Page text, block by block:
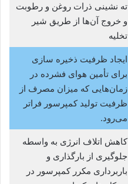
ته‌ نشینی ذرات روغن و رطوبت
و خروج آن‌ها از طریق شیر
تخلیه
ایجاد ظرفیت ذخیره‌ سازی
برای تأمین هوای فشرده در
زمان‌هایی که میزان مصرف از
ظرفیت تولید کمپرسور فراتر
می‌رود.
کاهش اتلاف انرژی به واسطه
جلوگیری از بارگذاری و
باربرداری مکرر کمپرسور در